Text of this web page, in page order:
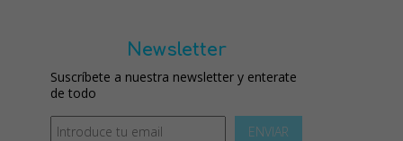
Newsletter
Suscríbete a nuestra newsletter y enterate
de todo
ENVIAR